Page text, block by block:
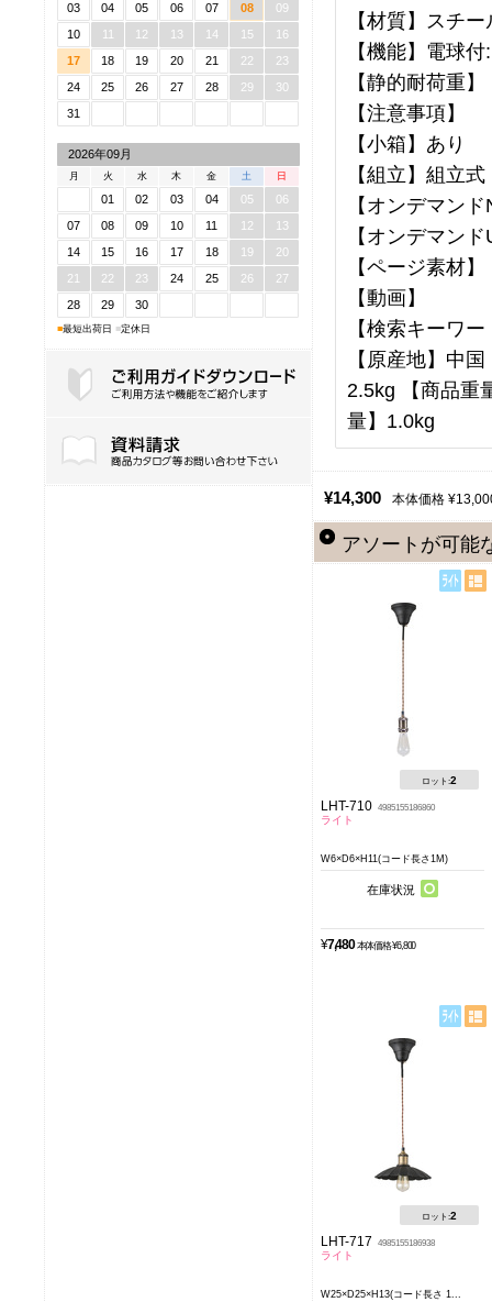
03
04 05 06 07 08
09
10
11 12 13 14 15
16
17
18 19 20 21 22
23
24
25 26 27 28 29
30
31
2026年09月
月 火 水 木 金 土 日
01 02 03 04 05
06
07
08 09 10 11 12
13
14
15 16 17 18 19
20
21
22 23 24 25 26
27
28
29 30
■最短出荷日 ■定休日
【材質】スチ
【機能】電球
【静的耐荷重】
【注意事項】
【小箱】あり
【組立】組立式
【オンデマン
【オンデマン
【ページ素材】
【動画】
【検索キーワ
【原産地】中
2.5kg 【商品重
量】1.0kg
¥14,300 本体価格
アソートが可能
ロット:2
LHT-710 4985155186860
ライト
W6×D6×H11(コード長さ1M)
在庫状況
¥7,480 本体価格 ¥6,800
ロット:2
LHT-717 4985155186938
ライト
W25×D25×H13(コード長さ 1...